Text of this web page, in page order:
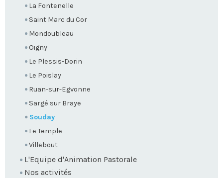
La Fontenelle
Saint Marc du Cor
Mondoubleau
Oigny
Le Plessis-Dorin
Le Poislay
Ruan-sur-Egvonne
Sargé sur Braye
Souday
Le Temple
Villebout
L'Equipe d'Animation Pastorale
Nos activités